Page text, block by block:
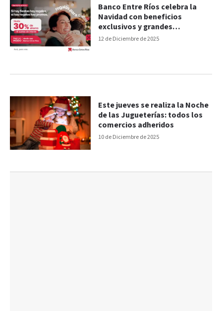
12 de Diciembre de 2025
Banco Entre Ríos celebra la
Navidad con beneficios
exclusivos y grandes
promociones
10 de Diciembre de 2025
Este jueves se realiza la Noche
de las Jugueterías: todos los
comercios adheridos